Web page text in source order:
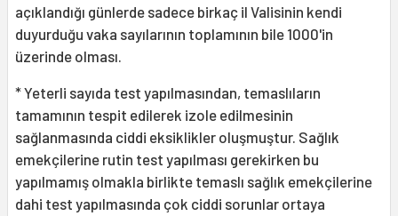
açıklandığı günlerde sadece birkaç il Valisinin kendi
duyurduğu vaka sayılarının toplamının bile 1000'in
üzerinde olması.
* Yeterli sayıda test yapılmasından, temaslıların
tamamının tespit edilerek izole edilmesinin
sağlanmasında ciddi eksiklikler oluşmuştur. Sağlık
emekçilerine rutin test yapılması gerekirken bu
yapılmamış olmakla birlikte temaslı sağlık emekçilerine
dahi test yapılmasında çok ciddi sorunlar ortaya